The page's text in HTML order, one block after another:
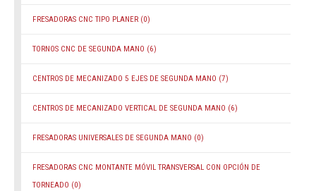
FRESADORAS CNC TIPO PLANER (0)
TORNOS CNC DE SEGUNDA MANO (6)
CENTROS DE MECANIZADO 5 EJES DE SEGUNDA MANO (7)
CENTROS DE MECANIZADO VERTICAL DE SEGUNDA MANO (6)
FRESADORAS UNIVERSALES DE SEGUNDA MANO (0)
FRESADORAS CNC MONTANTE MÓVIL TRANSVERSAL CON OPCIÓN DE
TORNEADO (0)